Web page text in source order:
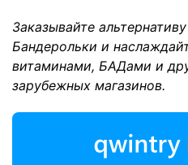
Заказывайте
Бандерольки и
витаминами, БАДами и
зарубежных магазинов.